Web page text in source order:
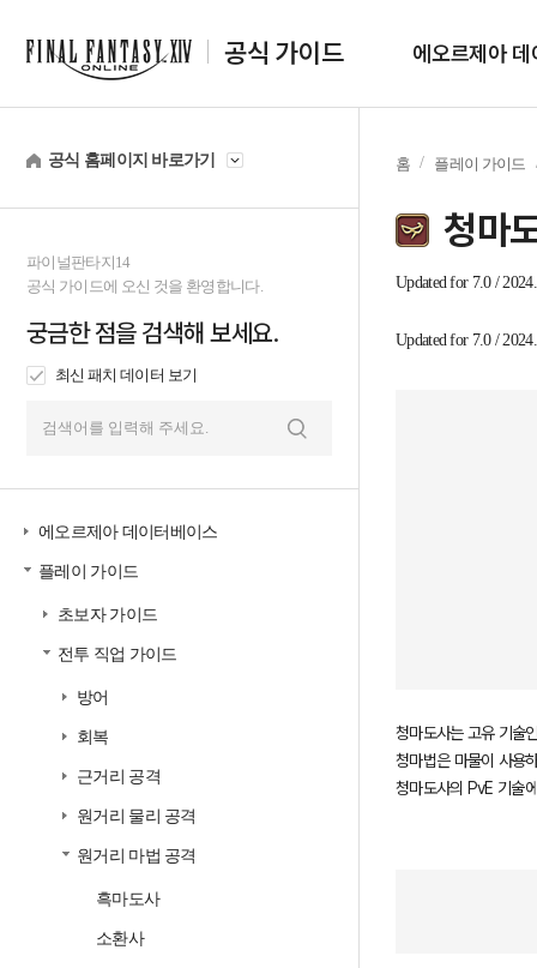
공식 가이드 에오르제아
공식 홈페이지 바로가기
파이널판타지14
공식 가이드에 오신 것을 환영합니다.
궁금한 점을 검색해 보세요.
최신 패치 데이터 보기
에오르제아 데이터베이스
플레이 가이드
초보자 가이드
전투 직업 가이드
방어
회복
근거리 공격
원거리 물리 공격
원거리 마법 공격
흑마도사
소환사
홈 플레이 가이드
청마
tab1
Updated for 7.0 /
tab2
Updated for 7.0 /
청마도사는 고유 기술
청마법은 마물이 사용
청마도사의 PvE 기술